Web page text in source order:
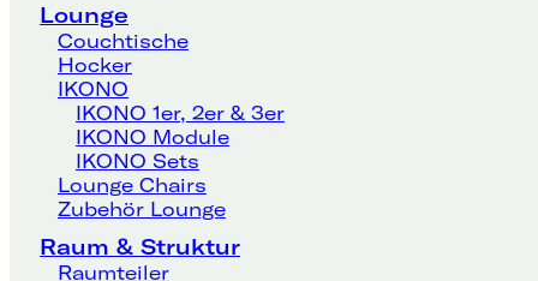
Lounge
Couchtische
Hocker
IKONO
IKONO 1er, 2er & 3er
IKONO Module
IKONO Sets
Lounge Chairs
Zubehör Lounge
Raum & Struktur
Raumteiler